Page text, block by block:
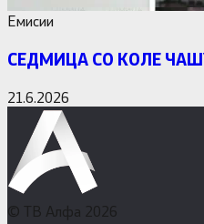
Емисии
СЕДМИЦА СО КОЛЕ
21.6.2026
© ТВ Алфа 2026